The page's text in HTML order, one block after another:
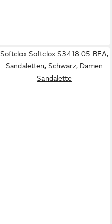
Softclox Softclox S3418 05 BEA,
Sandaletten, Schwarz, Damen
Sandalette